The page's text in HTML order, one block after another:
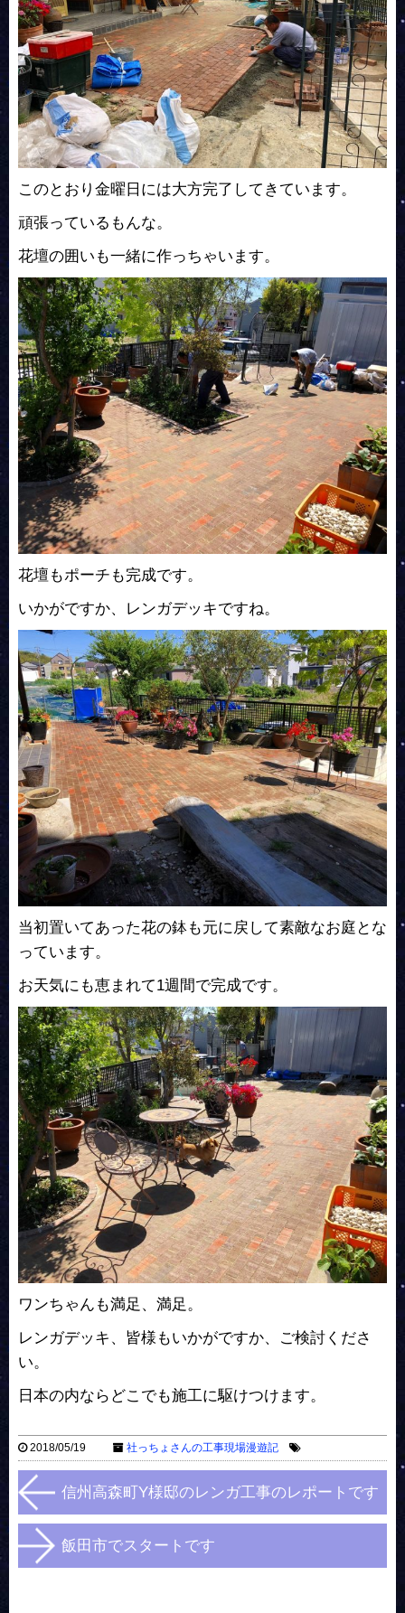
このとおり金曜日には大方完了してきています。
頑張っているもんな。
花壇の囲いも一緒に作っちゃいます。
花壇もポーチも完成です。
いかがですか、レンガデッキですね。
当初置いてあった花の鉢も元に戻して素敵なお庭とな
っています。
お天気にも恵まれて1週間で完成です。
ワンちゃんも満足、満足。
レンガデッキ、皆様もいかがですか、ご検討くださ
い。
日本の内ならどこでも施工に駆けつけます。
2018/05/19 社っちょさんの工事現場漫遊記
信州高森町Y様邸のレンガ工事のレポートです
飯田市でスタートです